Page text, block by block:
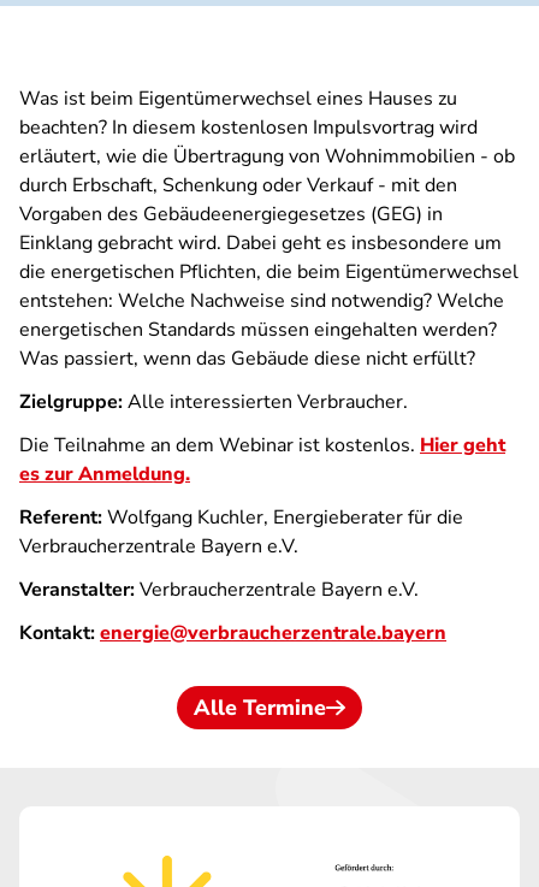
Was ist beim Eigentümerwechsel eines Hauses zu
beachten? In diesem kostenlosen Impulsvortrag wird
erläutert, wie die Übertragung von Wohnimmobilien - ob
durch Erbschaft, Schenkung oder Verkauf - mit den
Vorgaben des Gebäudeenergiegesetzes (GEG) in
Einklang gebracht wird. Dabei geht es insbesondere um
die energetischen Pflichten, die beim Eigentümerwechsel
entstehen: Welche Nachweise sind notwendig? Welche
energetischen Standards müssen eingehalten werden?
Was passiert, wenn das Gebäude diese nicht erfüllt?
Zielgruppe:Alle interessierten Verbraucher.
Die Teilnahme an dem Webinar ist kostenlos. Hier geht
es zur Anmeldung.
Referent:Wolfgang Kuchler, Energieberater für die
Verbraucherzentrale Bayern e.V.
Veranstalter:Verbraucherzentrale Bayern e.V.
Kontakt:energie@verbraucherzentrale.bayern
Alle Termine